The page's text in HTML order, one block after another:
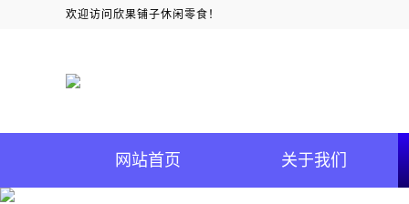
欢迎访问欣果铺子休闲零食！
网站首页 关于我们